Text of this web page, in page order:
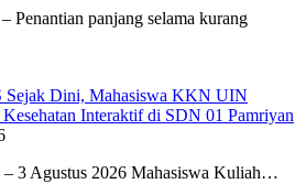
Penantian panjang selama kurang
Sejak Dini, Mahasiswa KKN UIN
Interaktif di SDN 01 Pamriyan
– 3 Agustus 2026 Mahasiswa Kuliah…